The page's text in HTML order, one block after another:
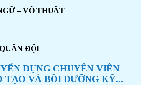
– VÕ THUẬT
ĐỘI
DỤNG CHUYÊN VIÊN
TẠO VÀ BỒI DƯỠNG KỸ...